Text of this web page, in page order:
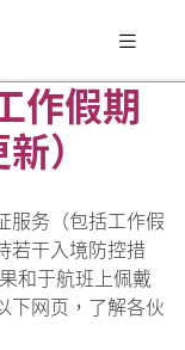
作假期
）
服务（包括工作假
若干入境防控措
和于航班上佩戴
下网页，了解各伙